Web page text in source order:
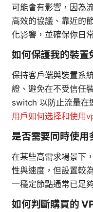
可能會有影響，因為
高效的協議、靠近的
化影響，並確保你日
如何保護我的裝置
保持客戶端與裝置系
證、避免在不受信任
switch 以防止流量在
用户如何选择和使用
是否需要同時使用
在某些高需求場景下
性與速度，但設置較
一穩定節點通常已足
如何判斷購買的